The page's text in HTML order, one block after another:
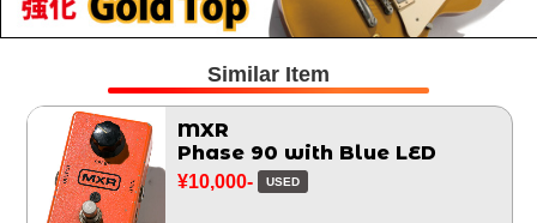
Similar Item
MXR
Phase 90 with Blue LED
¥10,000- USED